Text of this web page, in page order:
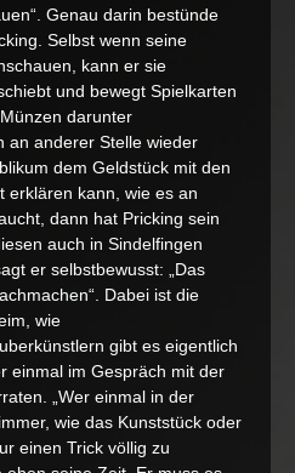
Genau darin bestünde
Selbst wenn seine
kann er sie
und bewegt Spielkarten
darunter
an anderer Stelle wieder
dem Geldstück mit den
erklären kann, wie es an
dann hat Pricking sein
auch in Sindelfingen
er selbstbewusst: „Das
Dabei ist die
wie
gibt es eigentlich
einmal im Gespräch mit der
„Wer einmal in der
wie das Kunststück oder
einen Trick völlig zu